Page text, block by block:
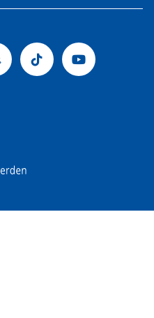
SnapchatTiktok Youtube